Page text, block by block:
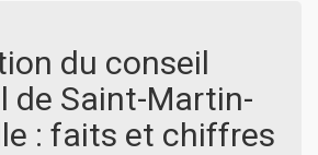
du conseil
de Saint-Martin-
: faits et chiffres